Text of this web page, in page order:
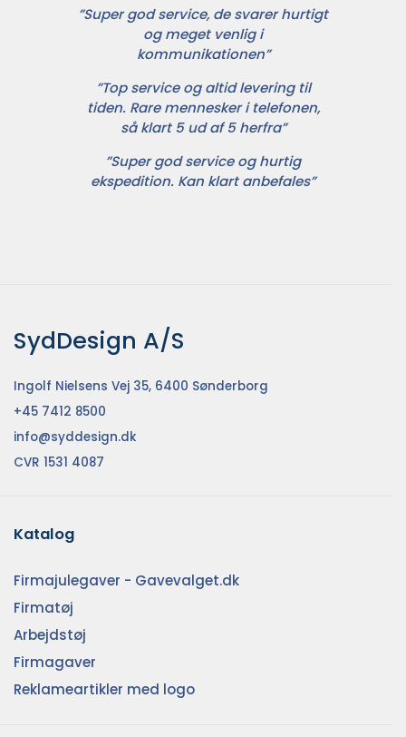
”Super god service, de svarer hurtigt
og meget venlig i
kommunikationen”
”Top service og altid levering til
tiden. Rare mennesker i telefonen,
så klart 5 ud af 5 herfra”
”Super god service og hurtig
ekspedition. Kan klart anbefales”
SydDesign A/S
Ingolf Nielsens Vej 35, 6400 Sønderborg
+45 7412 8500
info@syddesign.dk
CVR 1531 4087
Katalog
Firmajulegaver - Gavevalget.dk
Firmatøj
Arbejdstøj
Firmagaver
Reklameartikler med logo